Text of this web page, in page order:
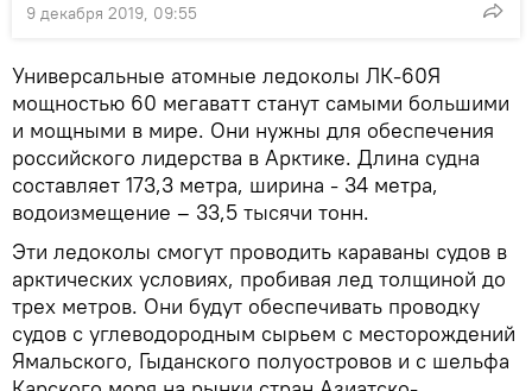
9 декабря 2019, 09:55
Универсальные атомные ледоколы ЛК-60Я
мощностью 60 мегаватт станут самыми большими
и мощными в мире. Они нужны для обеспечения
российского лидерства в Арктике. Длина судна
составляет 173,3 метра, ширина - 34 метра,
водоизмещение – 33,5 тысячи тонн.
Эти ледоколы смогут проводить караваны судов в
арктических условиях, пробивая лед толщиной до
трех метров. Они будут обеспечивать проводку
судов с углеводородным сырьем с месторождений
Ямальского, Гыданского полуостровов и с шельфа